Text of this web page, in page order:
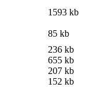
1593 kb
85 kb
236 kb
655 kb
207 kb
152 kb